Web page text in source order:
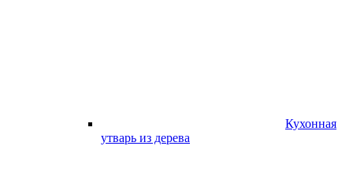
Кухонная
утварь из дерева